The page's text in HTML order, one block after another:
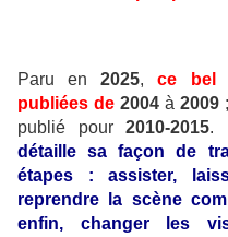
Paru en2025,ce bel
publiées de 2004 à 2009
publié pour 2010-2015.
détaille sa façon de
étapes : assister,
reprendre la scène
enfin, changer les